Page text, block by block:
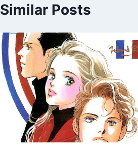
Similar Posts